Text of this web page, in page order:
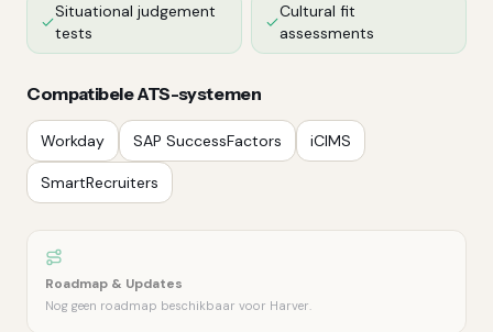
Situational judgement
tests
Cultural fit
assessments
Compatibele ATS-systemen
Workday SAP SuccessFactors iCIMS
SmartRecruiters
Roadmap & Updates
Nog geen roadmap beschikbaar voor Harver.